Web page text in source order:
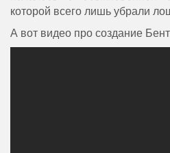
которой всего лишь убрали
А вот видео про создание